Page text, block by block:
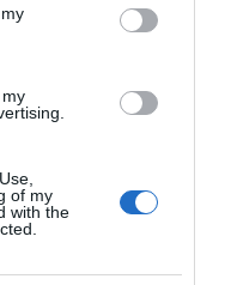
of my
with the
ezekkel a kérdésekkel?
az érdekes